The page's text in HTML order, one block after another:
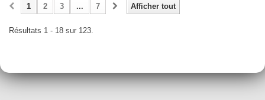
Afficher tout
1 2 3 ... 7
Résultats 1 - 18 sur 123.